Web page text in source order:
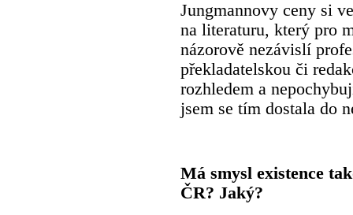
Jungmannovy ceny si
na literaturu, který pro
názorově nezávislí
překladatelskou či
rozhledem a
jsem se tím dostala do
Má smysl existence
ČR? Jaký?